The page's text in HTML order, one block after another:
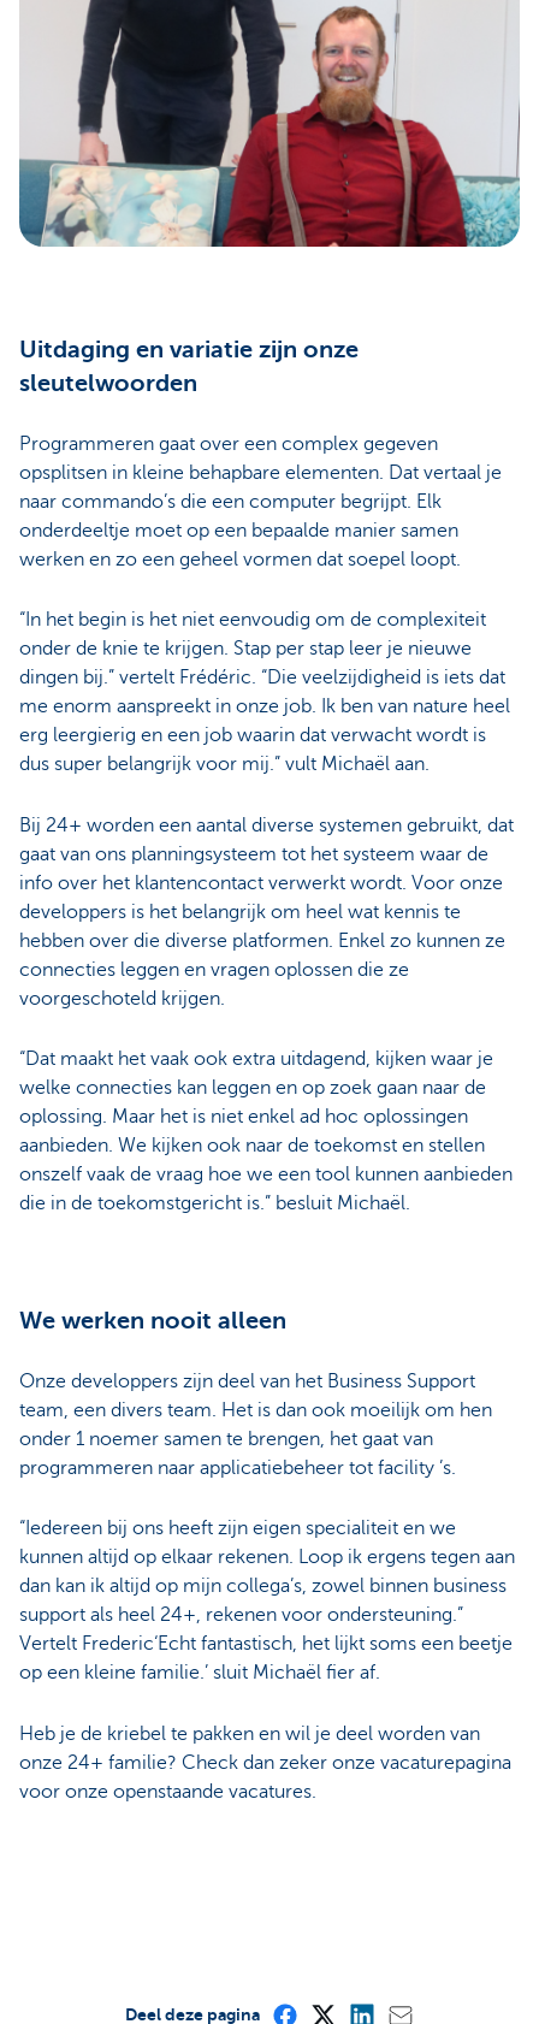
Uitdaging en variatie zijn onze
sleutelwoorden
Programmeren gaat over een complex gegeven
opsplitsen in kleine behapbare elementen. Dat vertaal je
naar commando’s die een computer begrijpt. Elk
onderdeeltje moet op een bepaalde manier samen
werken en zo een geheel vormen dat soepel loopt.
“In het begin is het niet eenvoudig om de complexiteit
onder de knie te krijgen. Stap per stap leer je nieuwe
dingen bij.” vertelt Frédéric. “Die veelzijdigheid is iets dat
me enorm aanspreekt in onze job. Ik ben van nature heel
erg leergierig en een job waarin dat verwacht wordt is
dus super belangrijk voor mij.” vult Michaël aan.
Bij 24+ worden een aantal diverse systemen gebruikt, dat
gaat van ons planningsysteem tot het systeem waar de
info over het klantencontact verwerkt wordt. Voor onze
developpers is het belangrijk om heel wat kennis te
hebben over die diverse platformen. Enkel zo kunnen ze
connecties leggen en vragen oplossen die ze
voorgeschoteld krijgen.
“Dat maakt het vaak ook extra uitdagend, kijken waar je
welke connecties kan leggen en op zoek gaan naar de
oplossing. Maar het is niet enkel ad hoc oplossingen
aanbieden. We kijken ook naar de toekomst en stellen
onszelf vaak de vraag hoe we een tool kunnen aanbieden
die in de toekomstgericht is.” besluit Michaël.
We werken nooit alleen
Onze developpers zijn deel van het Business Support
team, een divers team. Het is dan ook moeilijk om hen
onder 1 noemer samen te brengen, het gaat van
programmeren naar applicatiebeheer tot facility ’s.
“Iedereen bij ons heeft zijn eigen specialiteit en we
kunnen altijd op elkaar rekenen. Loop ik ergens tegen aan
dan kan ik altijd op mijn collega’s, zowel binnen business
support als heel 24+, rekenen voor ondersteuning.”
Vertelt Frederic‘Echt fantastisch, het lijkt soms een beetje
op een kleine familie.’ sluit Michaël fier af.
Heb je de kriebel te pakken en wil je deel worden van
onze 24+ familie? Check dan zeker onze vacaturepagina
voor onze openstaande vacatures.
Deel deze pagina